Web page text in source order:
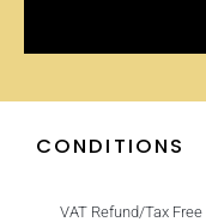
CONDITIONS
VAT Refund/Tax Free